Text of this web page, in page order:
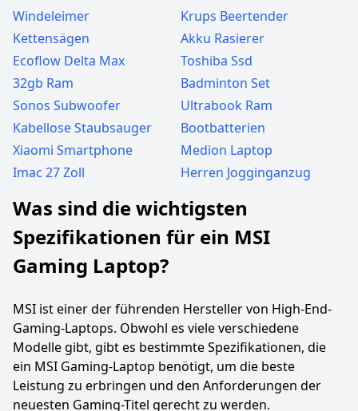
Windeleimer
Krups Beertender
Kettensägen
Akku Rasierer
Ecoflow Delta Max
Toshiba Ssd
32gb Ram
Badminton Set
Sonos Subwoofer
Ultrabook Ram
Kabellose Staubsauger
Bootbatterien
Xiaomi Smartphone
Medion Laptop
Imac 27 Zoll
Herren Jogginganzug
Was sind die wichtigsten
Spezifikationen für ein MSI
Gaming Laptop?
MSI ist einer der führenden Hersteller von High-End-
Gaming-Laptops. Obwohl es viele verschiedene
Modelle gibt, gibt es bestimmte Spezifikationen, die
ein MSI Gaming-Laptop benötigt, um die beste
Leistung zu erbringen und den Anforderungen der
neuesten Gaming-Titel gerecht zu werden.